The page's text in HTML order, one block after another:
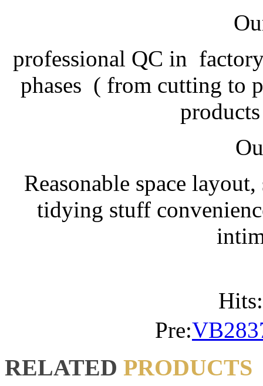
professional QC in
phases ( from cutting to
Reasonable space
tidying stuff
Hits:
Pre:
RELATED PRODUCTS